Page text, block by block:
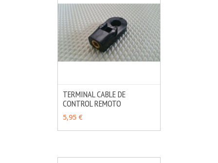
VER OPCIONES
TERMINAL CABLE DE
CONTROL REMOTO
5,95 €